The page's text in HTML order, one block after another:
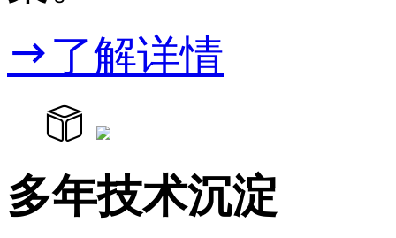
了解详情
多年技术沉淀